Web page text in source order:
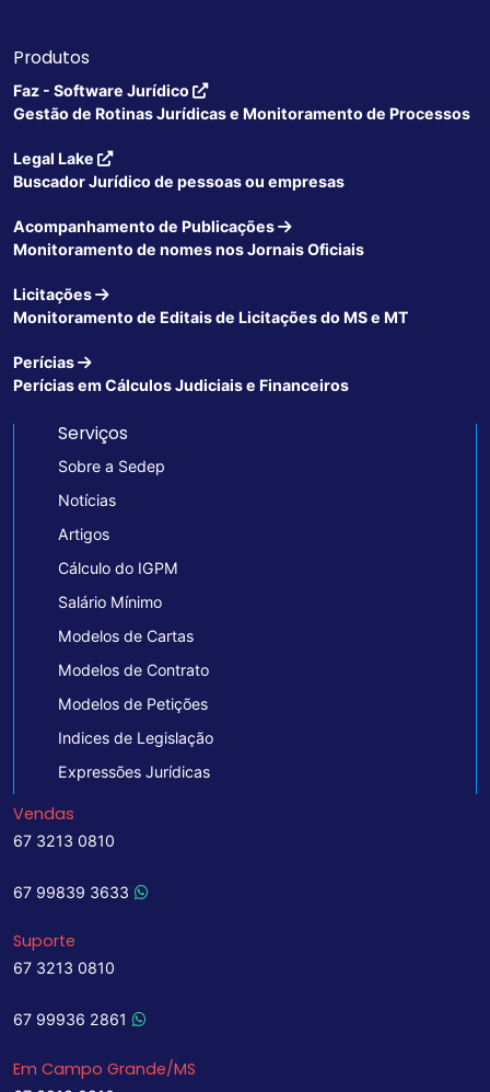
Produtos
Faz - Software Jurídico
Gestão de Rotinas Jurídicas e Monitoramento de Processos
Legal Lake
Buscador Jurídico de pessoas ou empresas
Acompanhamento de Publicações
Monitoramento de nomes nos Jornais Oficiais
Licitações
Monitoramento de Editais de Licitações do MS e MT
Perícias
Perícias em Cálculos Judiciais e Financeiros
Serviços
Sobre a Sedep
Notícias
Artigos
Cálculo do IGPM
Salário Mínimo
Modelos de Cartas
Modelos de Contrato
Modelos de Petições
Indices de Legislação
Expressões Jurídicas
Vendas
67 3213 0810
67 99839 3633
Suporte
67 3213 0810
67 99936 2861
Em Campo Grande/MS